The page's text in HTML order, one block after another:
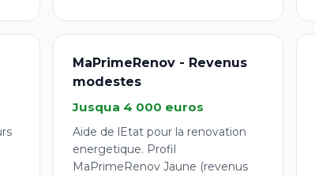
MaPrimeRenov - Revenus
modestes
Jusqua 4 000 euros
Aide de lEtat pour la renovation
energetique. Profil
MaPrimeRenov Jaune (revenus